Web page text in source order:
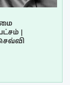
|